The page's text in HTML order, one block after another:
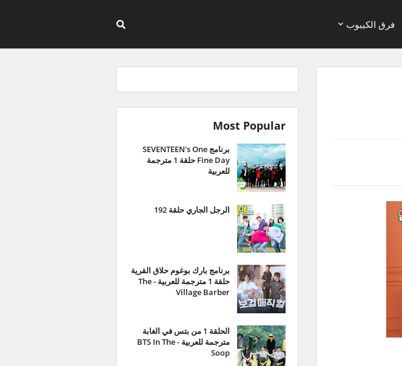
فرق الكيبوب
Most Popular
برنامج SEVENTEEN's One
Fine Day حلقة 1 مترجمة
للعربية
الرجل الجاري حلقة 192
برنامج بارك بوغوم حلاق القرية
حلقة 1 مترجمة للعربية - The
Village Barber
الحلقة 1 من بتس في الغابة
مترجمة للعربية - BTS In The
Soop